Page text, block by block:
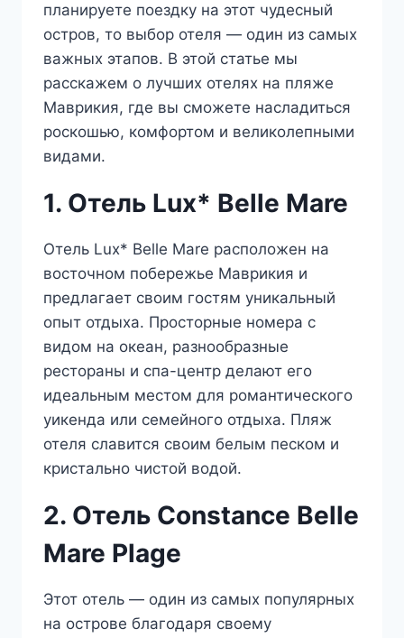
планируете поездку на этот чудесный
остров, то выбор отеля — один из самых
важных этапов. В этой статье мы
расскажем о лучших отелях на пляже
Маврикия, где вы сможете насладиться
роскошью, комфортом и великолепными
видами.
1. Отель Lux* Belle Mare
Отель Lux* Belle Mare расположен на
восточном побережье Маврикия и
предлагает своим гостям уникальный
опыт отдыха. Просторные номера с
видом на океан, разнообразные
рестораны и спа-центр делают его
идеальным местом для романтического
уикенда или семейного отдыха. Пляж
отеля славится своим белым песком и
кристально чистой водой.
2. Отель Constance Belle
Mare Plage
Этот отель — один из самых популярных
на острове благодаря своему